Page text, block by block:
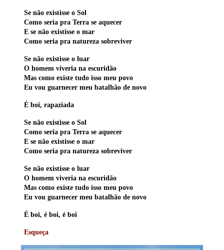
Se não existisse o Sol
Como seria pra Terra se aquecer
E se não existisse o mar
Como seria pra natureza sobreviver
Se não existisse o luar
O homem viveria na escuridão
Mas como existe tudo isso meu povo
Eu vou guarnecer meu batalhão de novo
É boi, rapaziada
Se não existisse o Sol
Como seria pra Terra se aquecer
E se não existisse o mar
Como seria pra natureza sobreviver
Se não existisse o luar
O homem viveria na escuridão
Mas como existe tudo isso meu povo
Eu vou guarnecer meu batalhão de novo
É boi, é boi, é boi
Esqueça